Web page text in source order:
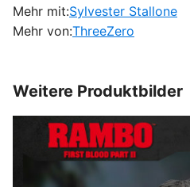
Mehr mit:Sylvester Stallone
Mehr von:ThreeZero
Weitere Produktbilder